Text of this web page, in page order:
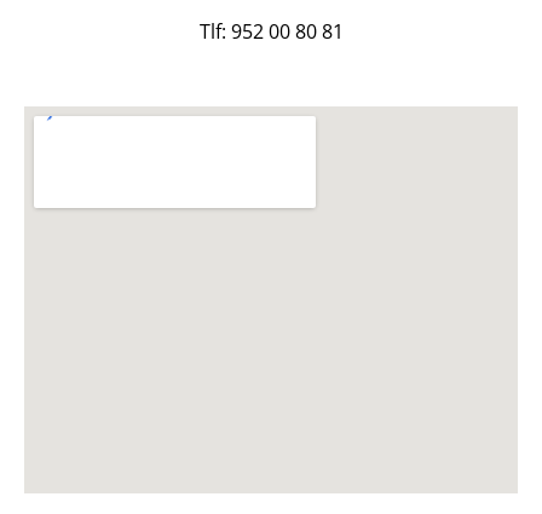
Tlf: 952 00 80 81